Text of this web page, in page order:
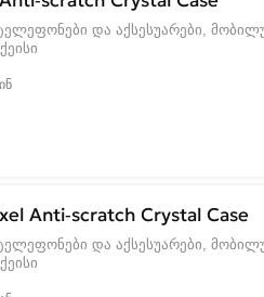
და აქსესუარები,
Anti-scratch Crystal Case
და აქსესუარები,